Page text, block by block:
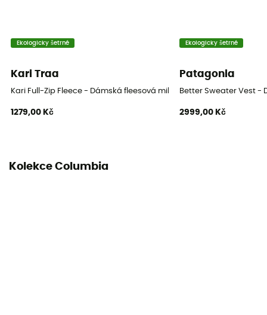
Ekologicky šetrné
Kari Traa
Kari Full-Zip Fleece - Dámská fleesová mikina
1279,00 Kč
Ekologicky šetrné
Patagonia
Better Sweater Vest -
2999,00 Kč
Kolekce Columbia